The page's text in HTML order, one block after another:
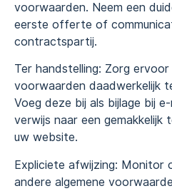
voorwaarden. Neem een
eerste offerte of
contractspartij.
Ter handstelling: Zorg
voorwaarden daadwerkelijk
Voeg deze bij als bijlage bij
verwijs naar een gemakkelijk
uw website.
Expliciete afwijzing: Monitor
andere algemene